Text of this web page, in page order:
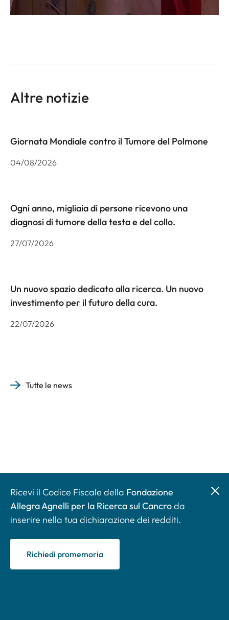
Altre notizie
Giornata Mondiale contro il Tumore del Polmone
04/08/2026
Ogni anno, migliaia di persone ricevono una
diagnosi di tumore della testa e del collo.
27/07/2026
Un nuovo spazio dedicato alla ricerca. Un nuovo
investimento per il futuro della cura.
22/07/2026
Tutte le news
Ricevi il Codice Fiscale della Fondazione
Allegra Agnelli per la Ricerca sul Cancroda
inserire nella tua dichiarazione dei redditi.
Richiedi promemoria